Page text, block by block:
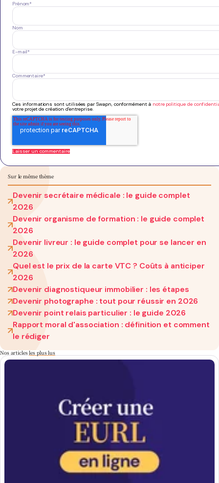
Prénom*
Nom
E-mail*
Commentaire*
Ces informations sont utilisées par Swapn, conformément à notre politique de
votre projet de création d'entreprise.
Sur le même thème
Devenir secrétaire médicale : le guide complet
2026
Devenir organisme de formation : le guide complet
2026
Devenir livreur : le guide complet pour se lancer en
2026
Quel est le prix de la carte VTC ? Coûts à anticiper
2026
Devenir diagnostiqueur immobilier : les étapes
Devenir photographe : tout pour réussir en 2026
Devenir point relais particulier : le guide 2026
Rapport moral d'association : définition et comment
le rédiger
Nos articlesles plus lus